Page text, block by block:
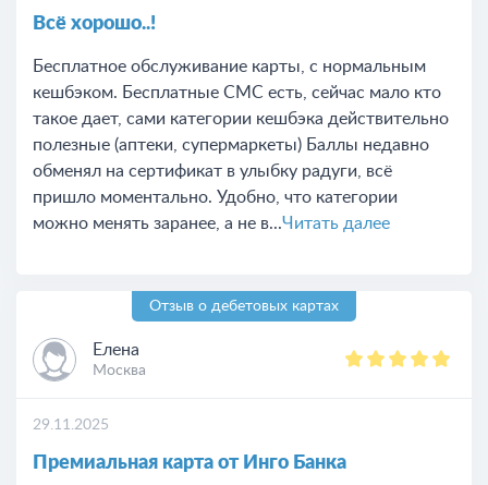
Всё хорошо..!
Бесплатное обслуживание карты, с нормальным
кешбэком. Бесплатные СМС есть, сейчас мало кто
такое дает, сами категории кешбэка действительно
полезные (аптеки, супермаркеты) Баллы недавно
обменял на сертификат в улыбку радуги, всё
пришло моментально. Удобно, что категории
можно менять заранее, а не в...Читать далее
Отзыв о дебетовых картах
Елена
Москва
29.11.2025
Премиальная карта от Инго Банка